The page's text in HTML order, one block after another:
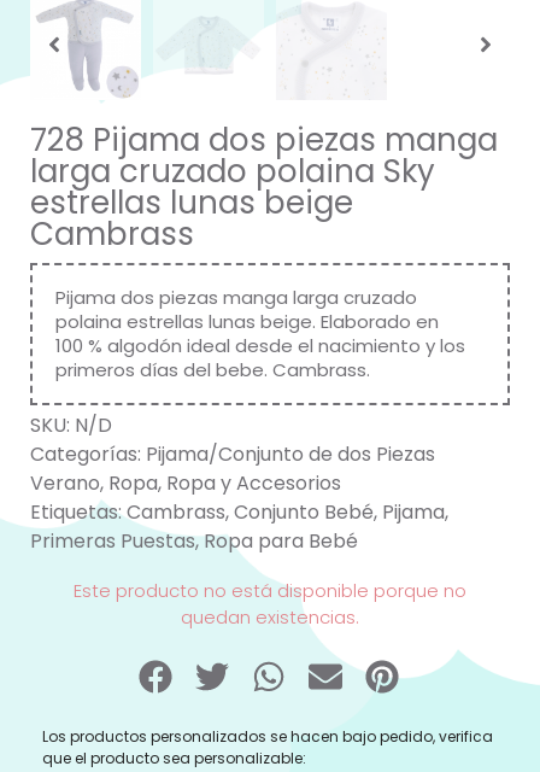
728 Pijama dos piezas manga
larga cruzado polaina Sky
estrellas lunas beige
Cambrass
Pijama dos piezas manga larga cruzado
polaina estrellas lunas beige. Elaborado en
100 % algodón ideal desde el nacimiento y los
primeros días del bebe. Cambrass.
SKU: N/D
Categorías: Pijama/Conjunto de dos Piezas
Verano, Ropa, Ropa y Accesorios
Etiquetas:Cambrass,Conjunto Bebé, Pijama,
Primeras Puestas,Ropa para Bebé
Este producto no está disponible porque no
quedan existencias.
Los productos personalizados se hacen bajo pedido, verifica
que el producto sea personalizable: